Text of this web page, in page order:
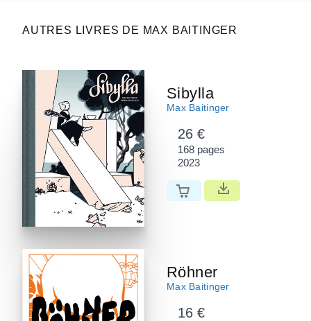
AUTRES LIVRES DE MAX BAITINGER
Sibylla
Max Baitinger
26 €
168 pages
2023
Röhner
Max Baitinger
16 €